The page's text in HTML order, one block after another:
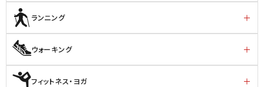
ランニング
ウォーキング
フィットネス・ヨガ